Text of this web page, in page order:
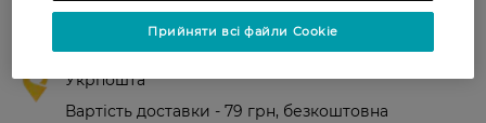
безкоштовно від 699 грн
Укрпошта
Вартість доставки - 79 грн, безкоштовна
Прийняти всі файли Cookie